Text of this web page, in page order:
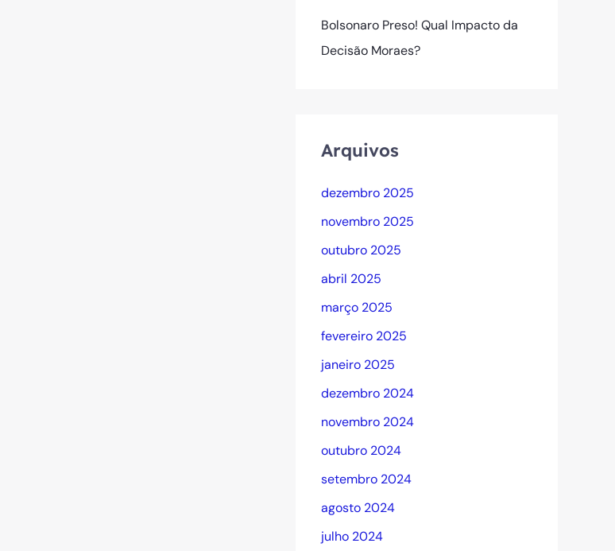
Bolsonaro Preso! Qual Impacto da
Decisão Moraes?
Arquivos
dezembro 2025
novembro 2025
outubro 2025
abril 2025
março 2025
fevereiro 2025
janeiro 2025
dezembro 2024
novembro 2024
outubro 2024
setembro 2024
agosto 2024
julho 2024